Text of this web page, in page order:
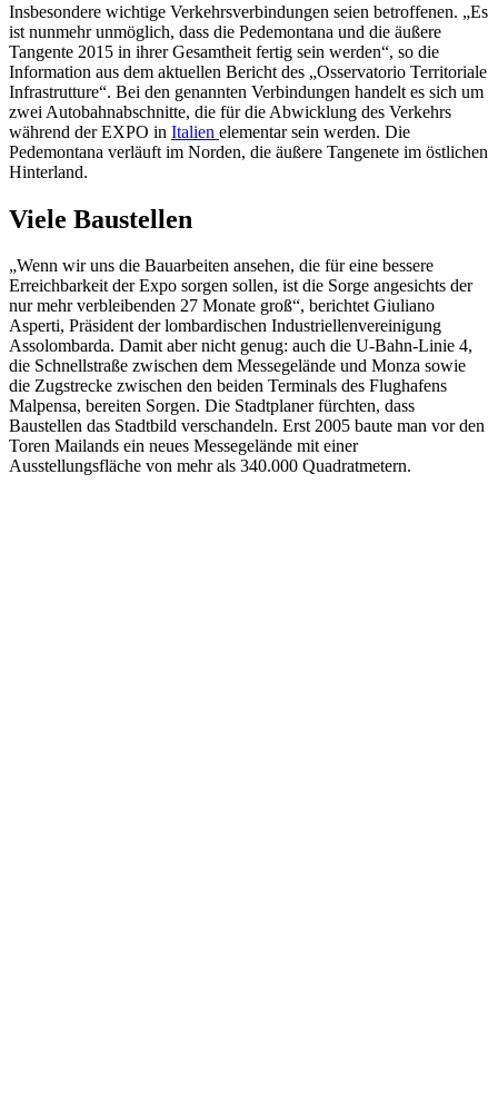
Insbesondere wichtige Verkehrsverbindungen seien betroffenen. „Es
ist nunmehr unmöglich, dass die Pedemontana und die äußere
Tangente 2015 in ihrer Gesamtheit fertig sein werden“, so die
Information aus dem aktuellen Bericht des „Osservatorio Territoriale
Infrastrutture“. Bei den genannten Verbindungen handelt es sich um
zwei Autobahnabschnitte, die für die Abwicklung des Verkehrs
während der EXPO in Italien elementar sein werden. Die
Pedemontana verläuft im Norden, die äußere Tangenete im östlichen
Hinterland.
Viele Baustellen
„Wenn wir uns die Bauarbeiten ansehen, die für eine bessere
Erreichbarkeit der Expo sorgen sollen, ist die Sorge angesichts der
nur mehr verbleibenden 27 Monate groß“, berichtet Giuliano
Asperti, Präsident der lombardischen Industriellenvereinigung
Assolombarda. Damit aber nicht genug: auch die U-Bahn-Linie 4,
die Schnellstraße zwischen dem Messegelände und Monza sowie
die Zugstrecke zwischen den beiden Terminals des Flughafens
Malpensa, bereiten Sorgen. Die Stadtplaner fürchten, dass
Baustellen das Stadtbild verschandeln. Erst 2005 baute man vor den
Toren Mailands ein neues Messegelände mit einer
Ausstellungsfläche von mehr als 340.000 Quadratmetern.